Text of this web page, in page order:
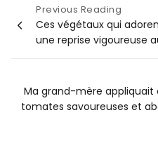
Navigation
de
l’article
Previous Reading
Ces végétaux qui
une reprise vigoureuse
Ma grand-mère
tomates savoureuses et